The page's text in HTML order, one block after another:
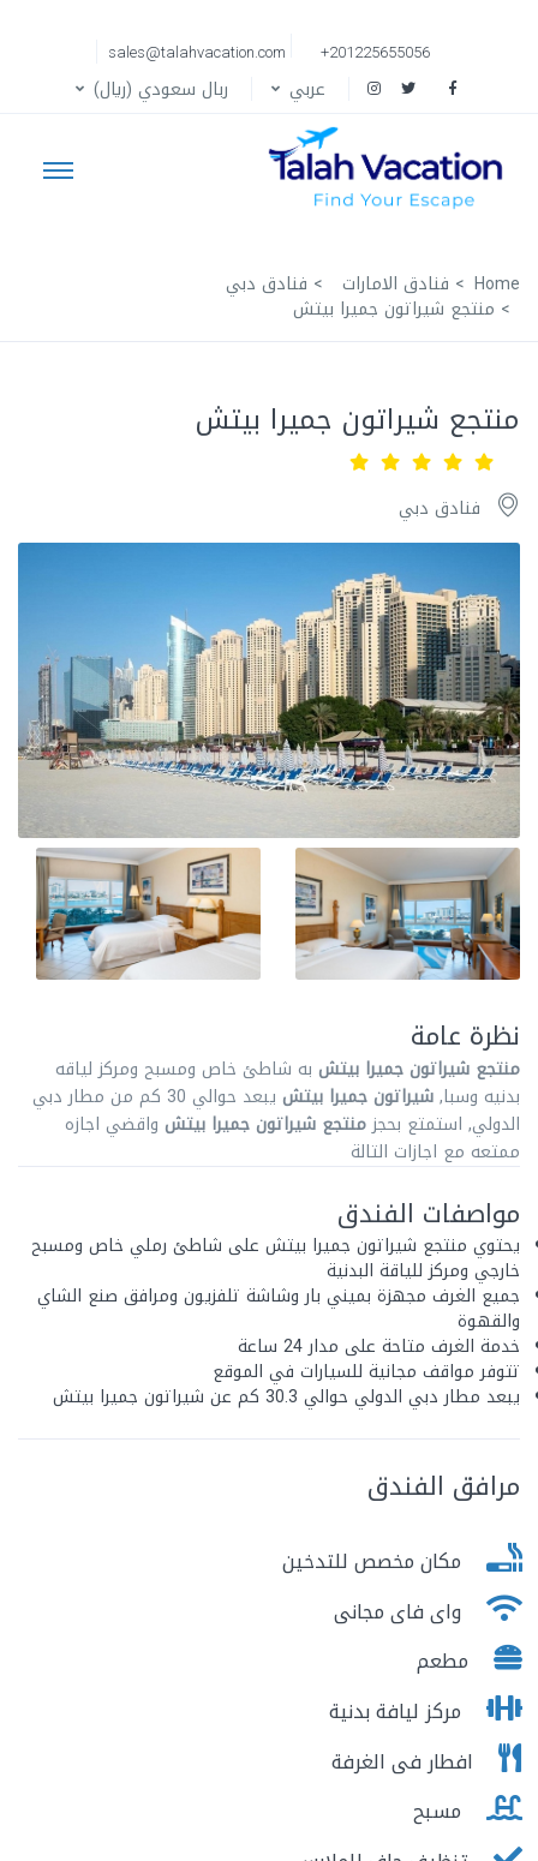
+201225655056
sales@talahvacation.com
عربي ربال سعودي (ريال)
Home فنادق الامارات فنادق دبي
منتجع شيراتون جميرا بيتش
منتجع شيراتون جميرا بيتش
فنادق دبي
نظرة عامة
منتجع شيراتون جميرا بيتش به شاطئ خاص ومسبح ومركز لياقه
بدنيه وسبا,شيراتون جميرا بيتش
يبعد حوالي 30 كم من مطار دبي
الدولي, استمتع بحجزمنتجع شيراتون جميرا بيتش واقضي اجازه
ممتعه مع اجازات التالة
مواصفات الفندق
يحتوي منتجع شيراتون جميرا بيتش على شاطئ رملي خاص ومسبح
خارجي ومركز للياقة البدنية
جميع الغرف مجهزة بميني بار وشاشة تلفزيون ومرافق صنع الشاي
والقهوة
خدمة الغرف متاحة على مدار 24 ساعة
تتوفر مواقف مجانية للسيارات في الموقع
يبعد مطار دبي الدولي حوالي 30.3 كم عن شيراتون جميرا بيتش
مرافق الفندق
مكان مخصص للتدخين
واى فاى مجانى
مطعم
مركز ليافة بدنية
افطار فى الغرفة
مسبح